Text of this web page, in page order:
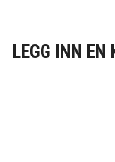
LEGG INN EN